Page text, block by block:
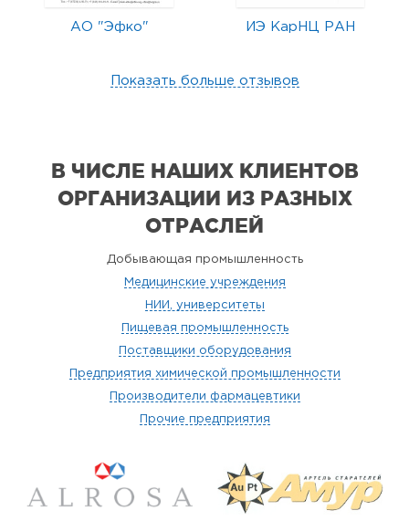
АО "Эфко" ИЭ КарНЦ РАН
Показать больше отзывов
В ЧИСЛЕ НАШИХ КЛИЕНТОВ
ОРГАНИЗАЦИИ ИЗ РАЗНЫХ
ОТРАСЛЕЙ
Добывающая промышленность
Медицинские учреждения
НИИ, университеты
Пищевая промышленность
Поставщики оборудования
Предприятия химической промышленности
Производители фармацевтики
Прочие предприятия